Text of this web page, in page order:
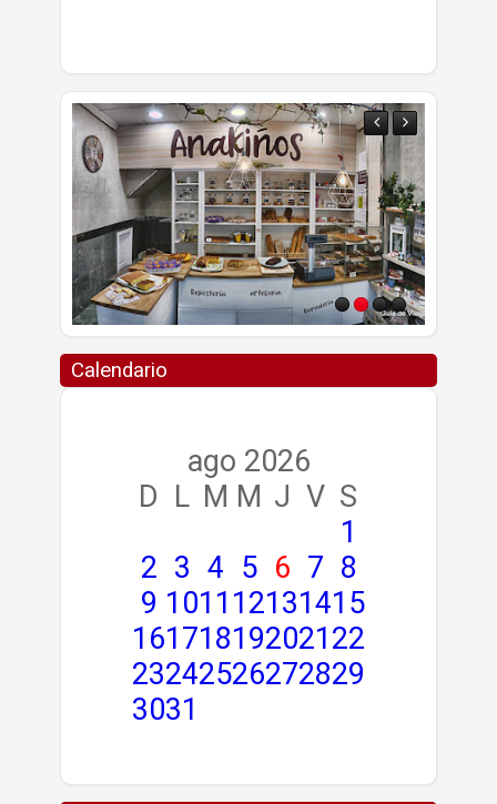
Calendario
ago 2026
D L M M J V S
1
2 3 4 5 6 7 8
9 1011 12131415
16171819202122
23242526272829
3031